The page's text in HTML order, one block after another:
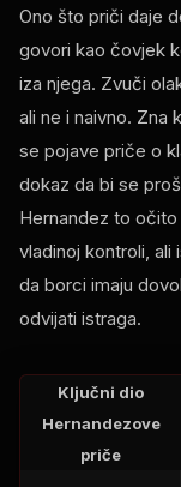
Ono što priči daje
govori kao čovjek
iza njega. Zvuči
ali ne i naivno. Zna
se pojave priče o
dokaz da bi se
Hernandez to
vladinoj kontroli, ali
da borci imaju
odvijati istraga.
Ključni dio
Hernandezove
priče